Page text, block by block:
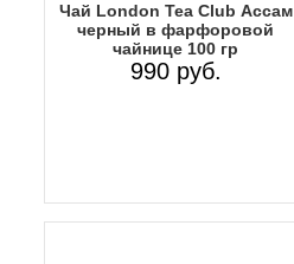
Чай Lоndon Tea Club Ассам
черный в фарфоровой
чайнице 100 гр
990 руб.